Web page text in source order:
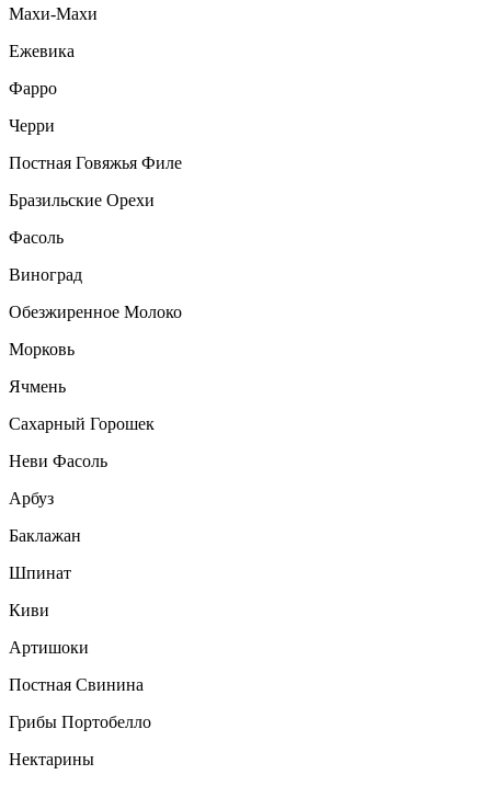
Махи-Махи
Ежевика
Фарро
Черри
Постная Говяжья Филе
Бразильские Орехи
Фасоль
Виноград
Обезжиренное Молоко
Морковь
Ячмень
Сахарный Горошек
Неви Фасоль
Арбуз
Баклажан
Шпинат
Киви
Артишоки
Постная Свинина
Грибы Портобелло
Нектарины